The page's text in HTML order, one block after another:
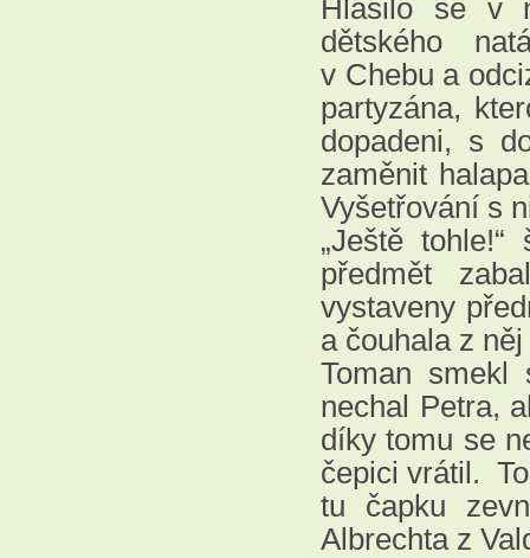
Hlásilo se v
dětského
v Chebu a
partyzána,
dopadeni, s
zaměnit
Vyšetřování s
„Ještě
předmět
vystaveny
a čouhala z
Toman
nechal Petra,
díky tomu se
čepici vrátil.
tu čapku
Albrechta z